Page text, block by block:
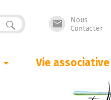

Nous
Contacter
Vie